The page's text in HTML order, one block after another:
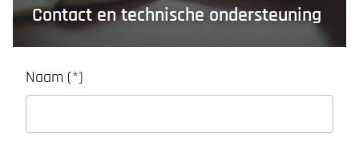
Contact en technische ondersteuning
Naam